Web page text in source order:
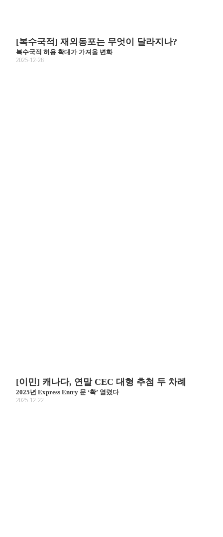
[복수국적] 재외동포는 무엇이 달라지나?
복수국적 허용 확대가 가져올 변화
2025-12-28
[이민] 캐나다, 연말 CEC 대형 추첨 두 차례
2025년 Express Entry 문 ‘확’ 열렸다
2025-12-22